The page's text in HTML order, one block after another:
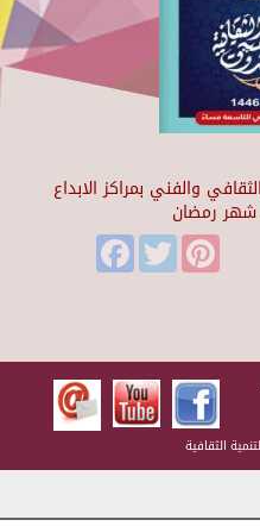
والفني بمراكز الابداع
شهر رمضان
FacebookTwitter
الثقافية